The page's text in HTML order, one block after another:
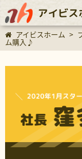
アイビス
アイビスホーム >
ム購入♪